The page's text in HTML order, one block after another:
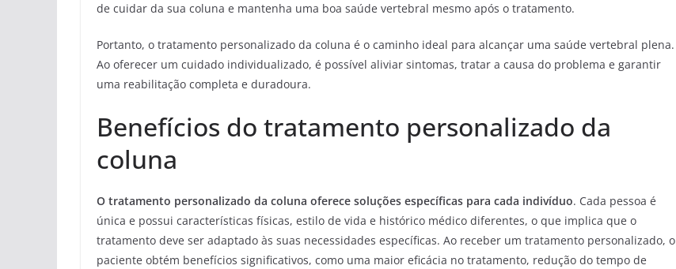
de cuidar da sua coluna e mantenha uma boa saúde vertebral mesmo após o tratamento.
Portanto, o tratamento personalizado da coluna é o caminho ideal para alcançar uma saúde vertebral plena.
Ao oferecer um cuidado individualizado, é possível aliviar sintomas, tratar a causa do problema e garantir
uma reabilitação completa e duradoura.
Benefícios do tratamento personalizado da
coluna
O tratamento personalizado da coluna oferece soluções específicas para cada indivíduo. Cada pessoa é
única e possui características físicas, estilo de vida e histórico médico diferentes, o que implica que o
tratamento deve ser adaptado às suas necessidades específicas. Ao receber um tratamento personalizado, o
paciente obtém benefícios significativos, como uma maior eficácia no tratamento, redução do tempo de